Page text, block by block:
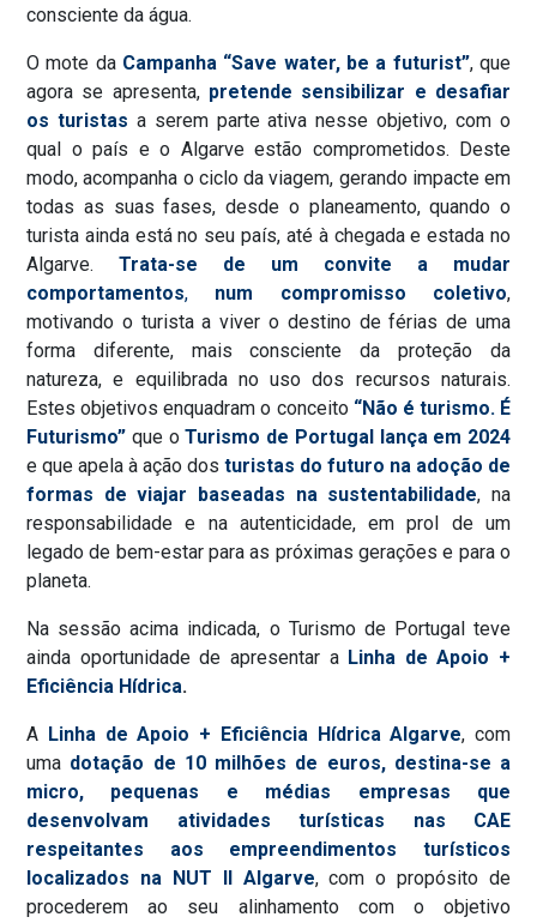
consciente da água.
O mote da Campanha “Save water, be a futurist”, que
agora se apresenta, pretende sensibilizar e desafiar
os turistas a serem parte ativa nesse objetivo, com o
qual o país e o Algarve estão comprometidos. Deste
modo, acompanha o ciclo da viagem, gerando impacte em
todas as suas fases, desde o planeamento, quando o
turista ainda está no seu país, até à chegada e estada no
Algarve. Trata-se de um convite a mudar
comportamentos, num compromisso coletivo,
motivando o turista a viver o destino de férias de uma
forma diferente, mais consciente da proteção da
natureza, e equilibrada no uso dos recursos naturais.
Estes objetivos enquadram o conceito “Não é turismo. É
Futurismo” que oTurismo de Portugal lança em 2024
e que apela à ação dos turistas do futuro na adoção de
formas de viajar baseadas na sustentabilidade, na
responsabilidade e na autenticidade, em prol de um
legado de bem-estar para as próximas gerações e para o
planeta.
Na sessão acima indicada, o Turismo de Portugal teve
ainda oportunidade de apresentar a Linha de Apoio +
Eficiência Hídrica.
A Linha de Apoio + Eficiência Hídrica Algarve, com
uma dotação de 10 milhões de euros, destina-se a
micro, pequenas e médias empresas que
desenvolvam atividades turísticas nas CAE
respeitantes aos empreendimentos turísticos
localizados na NUT II Algarve, com o propósito de
procederem ao seu alinhamento com o objetivo